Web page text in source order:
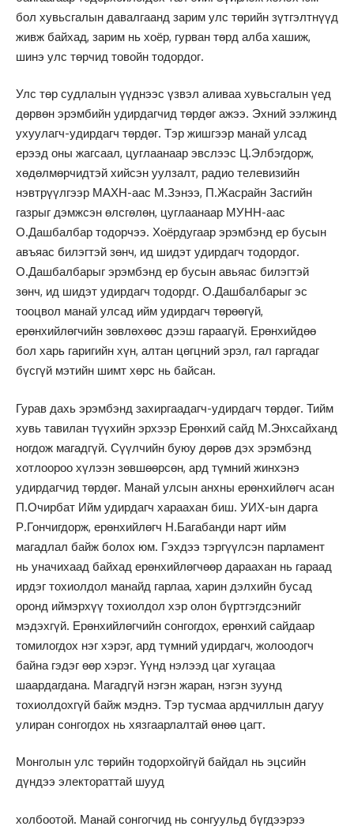
бол хувьсгалын давалгаанд зарим улс төрийн зүтгэлтнүүд
живж байхад, зарим нь хоёр, гурван төрд алба хашиж,
шинэ улс төрчид товойн тодордог.
Улс төр судлалын үүднээс үзвэл аливаа хувьсгалын үед
дөрвөн эрэмбийн удирдагчид төрдөг ажээ. Эхний ээлжинд
ухуулагч-удирдагч төрдөг. Тэр жишгээр манай улсад
ерээд оны жагсаал, цуглаанаар эвслээс Ц.Элбэгдорж,
хөдөлмөрчидтэй хийсэн уулзалт, радио телевизийн
нэвтрүүлгээр МАХН-аас М.Зэнээ, П.Жасрайн Засгийн
газрыг дэмжсэн өлсгөлөн, цуглаанаар МУНН-аас
О.Дашбалбар тодорчээ. Хоёрдугаар эрэмбэнд ер бусын
авъяас билэгтэй зөнч, ид шидэт удирдагч тодордог.
О.Дашбалбарыг эрэмбэнд ер бусын авьяас билэгтэй
зөнч, ид шидэт удирдагч тодордг. О.Дашбалбарыг эс
тооцвол манай улсад ийм удирдагч төрөөгүй,
ерөнхийлөгчийн зөвлөхөөс дээш гараагүй. Ерөнхийдөө
бол харь гаригийн хүн, алтан цөгцний эрэл, гал гаргадаг
бүсгүй мэтийн шимт хөрс нь байсан.
Гурав дахь эрэмбэнд захиргаадагч-удирдагч төрдөг. Тийм
хувь тавилан түүхийн эрхээр Ерөнхий сайд М.Энхсайханд
ногдож магадгүй. Сүүлчийн буюу дөрөв дэх эрэмбэнд
хотлоороо хүлээн зөвшөөрсөн, ард түмний жинхэнэ
удирдагчид төрдөг. Манай улсын анхны ерөнхийлөгч асан
П.Очирбат Ийм удирдагч хараахан биш. УИХ-ын дарга
Р.Гончигдорж, ерөнхийлөгч Н.Багабанди нарт ийм
магадлал байж болох юм. Гэхдээ тэргүүлсэн парламент
нь уначихаад байхад ерөнхийлөгчөөр дараахан нь гараад
ирдэг тохиолдол манайд гарлаа, харин дэлхийн бусад
оронд иймэрхүү тохиолдол хэр олон бүртгэгдсэнийг
мэдэхгүй. Ерөнхийлөгчийн сонгогдох, ерөнхий сайдаар
томилогдох нэг хэрэг, ард түмний удирдагч, жолоодогч
байна гэдэг өөр хэрэг. Үүнд нэлээд цаг хугацаа
шаардагдана. Магадгүй нэгэн жаран, нэгэн зуунд
тохиолдохгүй байж мэднэ. Тэр тусмаа ардчиллын дагуу
улиран сонгогдох нь хязгаарлалтай өнөө цагт.
Монголын улс төрийн тодорхойгүй байдал нь эцсийн
дүндээ электораттай шууд
холбоотой. Манай сонгогчид нь сонгуульд бүгдээрээ